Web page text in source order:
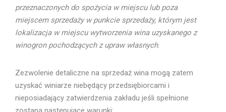
przeznaczonych do spożycia w miejscu lub poza
miejscem sprzedaży w punkcie sprzedaży, którym jest
lokalizacja w miejscu wytworzenia wina uzyskanego z
winogron pochodzących z upraw własnych.
Zezwolenie detaliczne na sprzedaż wina mogą zatem
uzyskać winiarze niebędący przedsiębiorcami i
nieposiadający zatwierdzenia zakładu jeśli spełnione